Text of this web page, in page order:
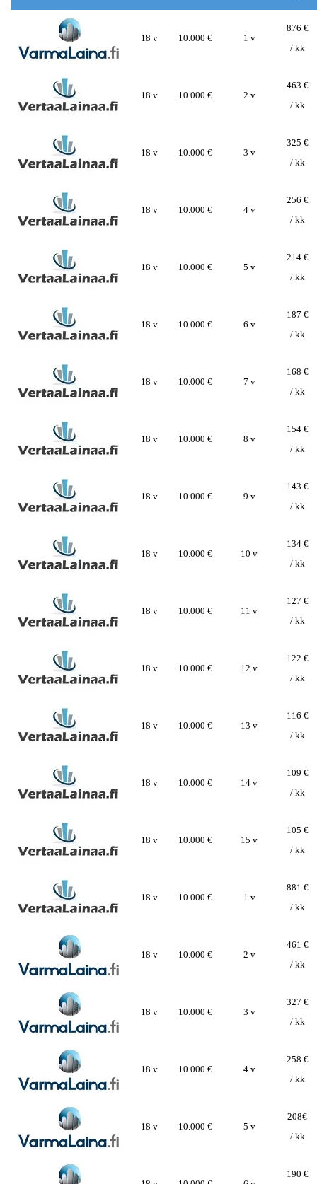
18 v 10.000 € 1 v
876 €
/ kk
18 v 10.000 € 2 v
463 €
/ kk
18 v 10.000 € 3 v
325 €
/ kk
18 v 10.000 € 4 v
256 €
/ kk
18 v 10.000 € 5 v
214 €
/ kk
18 v 10.000 € 6 v
187 €
/ kk
18 v 10.000 € 7 v
168 €
/ kk
18 v 10.000 € 8 v
154 €
/ kk
18 v 10.000 € 9 v
143 €
/ kk
18 v 10.000 € 10 v
134 €
/ kk
18 v 10.000 € 11 v
127 €
/ kk
18 v 10.000 € 12 v
122 €
/ kk
18 v 10.000 € 13 v
116 €
/ kk
18 v 10.000 € 14 v
109 €
/ kk
18 v 10.000 € 15 v
105 €
/ kk
18 v 10.000 € 1 v
881 €
/ kk
18 v 10.000 € 2 v
461 €
/ kk
18 v 10.000 € 3 v
327 €
/ kk
18 v 10.000 € 4 v
258 €
/ kk
18 v 10.000 € 5 v
208€
/ kk
190 €